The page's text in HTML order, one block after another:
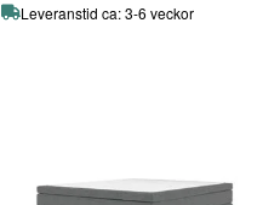
Leveranstid ca: 3-6 veckor